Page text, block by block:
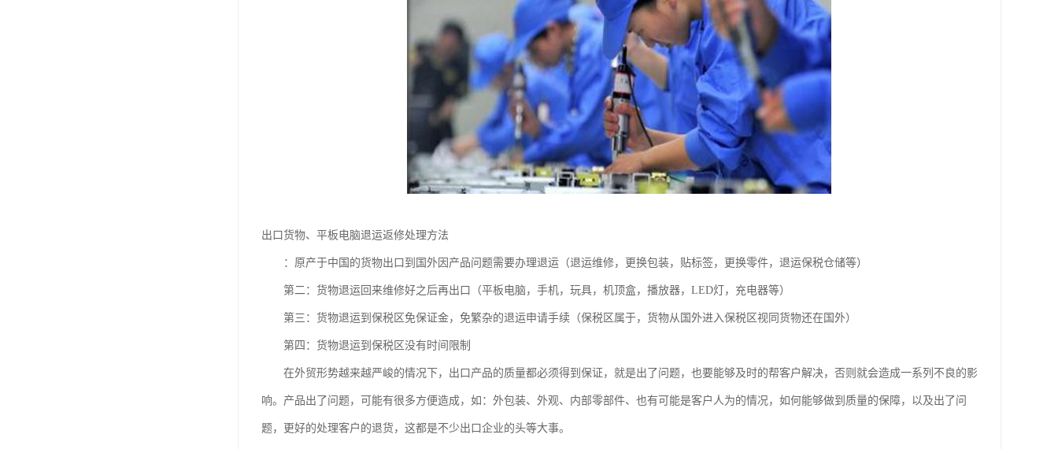
出口货物、平板电脑退运返修处理方法
：原产于中国的货物出口到国外因产品问题需要办理退运（退运维修，更换包装，贴标签，更换零件，退运保税仓储等）
第二：货物退运回来维修好之后再出口（平板电脑，手机，玩具，机顶盒，播放器，LED灯，充电器等）
第三：货物退运到保税区免保证金，免繁杂的退运申请手续（保税区属于，货物从国外进入保税区视同货物还在国外）
第四：货物退运到保税区没有时间限制
在外贸形势越来越严峻的情况下，出口产品的质量都必须得到保证，就是出了问题，也要能够及时的帮客户解决，否则就会造成一系列不良的影
响。产品出了问题，可能有很多方便造成，如：外包装、外观、内部零部件、也有可能是客户人为的情况，如何能够做到质量的保障，以及出了问
题，更好的处理客户的退货，这都是不少出口企业的头等大事。